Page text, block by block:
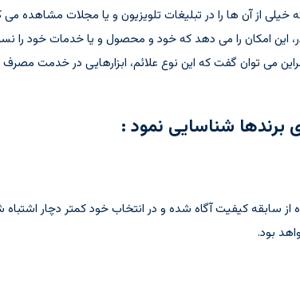
خیلی از آن ها را در تبلیغات تلویزیون و یا مجلات
این امکان را می دهد که خود و محصول و یا خدمات خود را
می توان گفت که این نوع علائم، ابزارهایی در خدمت
برندها شناسایی نمود :
کیفیت آگاه شده و در انتخاب خود کمتر دچار
بود.